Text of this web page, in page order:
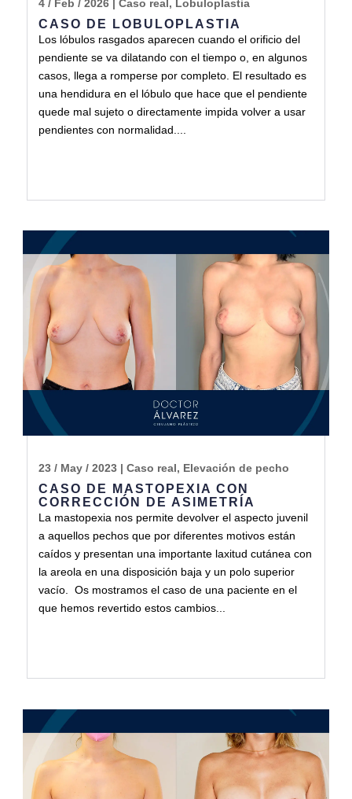
CASO DE LOBULOPLASTIA
4 / Feb / 2026| Caso real, Lobuloplastia
Los lóbulos rasgados aparecen cuando el orificio del
pendiente se va dilatando con el tiempo o, en algunos
casos, llega a romperse por completo. El resultado es
una hendidura en el lóbulo que hace que el pendiente
quede mal sujeto o directamente impida volver a usar
pendientes con normalidad....
CASO DE MASTOPEXIA CON
CORRECCIÓN DE ASIMETRÍA
23 / May / 2023| Caso real, Elevación de pecho
La mastopexia nos permite devolver el aspecto juvenil
a aquellos pechos que por diferentes motivos están
caídos y presentan una importante laxitud cutánea con
la areola en una disposición baja y un polo superior
vacío. Os mostramos el caso de una paciente en el
que hemos revertido estos cambios...